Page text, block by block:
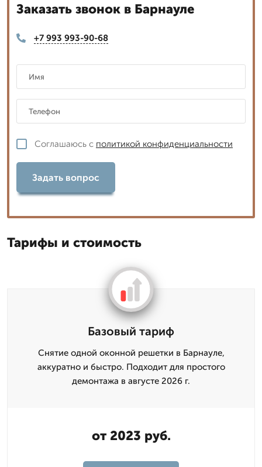
Заказать звонок в Барнауле
+7 993 993-90-68
Соглашаюсь с политикой конфиденциальности
Задать вопрос
Тарифы и стоимость
Базовый тариф
Снятие одной оконной решетки в Барнауле,
аккуратно и быстро. Подходит для простого
демонтажа в августе 2026 г.
от 2023 руб.